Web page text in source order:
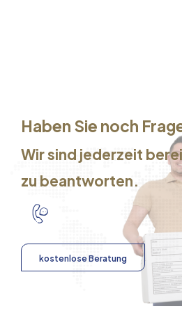
Haben Sie noch
Wir sind jederzeit
zu beantworten.
kostenlose Beratung